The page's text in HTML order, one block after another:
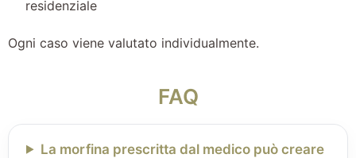
residenziale
Ogni caso viene valutato individualmente.
FAQ
La morfina prescritta dal medico può creare